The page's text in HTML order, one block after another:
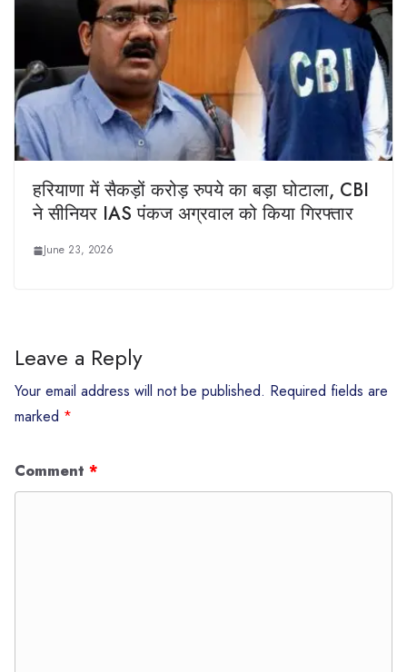
हरियाणा में सैकड़ों करोड़ रुपये का बड़ा घोटाला, CBI
ने सीनियर IAS पंकज अग्रवाल को किया गिरफ्तार
June 23, 2026
Leave a Reply
Your email address will not be published. Required fields are
marked *
Comment *